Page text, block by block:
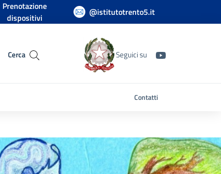
Prenotazione
dispositivi
@istitutotrento5.it
Cerca Seguici su
Contatti